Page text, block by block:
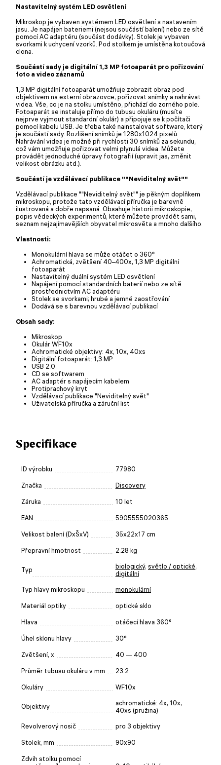
Nastavitelný systém LED osvětlení
Mikroskop je vybaven systémem LED osvětlení s nastavením
jasu. Je napájen bateriemi (nejsou součástí balení) nebo ze sítě
pomocí AC adaptéru (součást dodávky). Stolek je vybaven
svorkami k uchycení vzorků. Pod stolkem je umístěna kotoučová
clona.
Součástí sady je digitální 1,3 MP fotoaparát pro pořizování
foto a video záznamů
1,3 MP digitální fotoaparát umožňuje zobrazit obraz pod
objektivem na externí obrazovce, pořizovat snímky a nahrávat
videa. Vše, co je na stolku umístěno, přichází do zorného pole.
Fotoaparát se instaluje přímo do tubusu okuláru (musíte
nejprve vyjmout standardní okulár) a připojuje se k počítači
pomocí kabelu USB. Je třeba také nainstalovat software, který
je součástí sady. Rozlišení snímků je 1280x1024 pixelů.
Nahrávání videa je možné při rychlosti 30 snímků za sekundu,
což vám umožňuje pořizovat velmi plynulá videa. Můžete
provádět jednoduché úpravy fotografií (upravit jas, změnit
velikost obrázku atd.).
Součástí je vzdělávací publikace ""Neviditelný svět""
Vzdělávací publikace ""Neviditelný svět"" je pěkným doplňkem
mikroskopu, protože tato vzdělávací příručka je barevně
ilustrovaná a dobře napsaná. Obsahuje historii mikroskopie,
popis vědeckých experimentů, které můžete provádět sami,
seznam nejzajímavějších obyvatel mikrosvěta a mnoho dalšího.
Vlastnosti:
Monokulární hlava se může otáčet o 360°
Achromatická, zvětšení 40–400x, 1,3 MP digitální
fotoaparát
Nastavitelný duální systém LED osvětlení
Napájení pomocí standardních baterií nebo ze sítě
prostřednictvím AC adaptéru
Stolek se svorkami; hrubé a jemné zaostřování
Dodává se s barevnou vzdělávací publikací
Obsah sady:
Mikroskop
Okulár WF10x
Achromatické objektivy: 4x, 10x, 40xs
Digitální fotoaparát: 1,3 MP
USB 2.0
CD se softwarem
AC adaptér s napájecím kabelem
Protiprachový kryt
Vzdělávací publikace "Neviditelný svět"
Uživatelská příručka a záruční list
Specifikace
ID výrobku 77980
Značka Discovery
Záruka 10 let
EAN 5905555020365
Velikost balení (DxŠxV) 35x22x17 cm
Přepravní hmotnost 2.28 kg
Typ biologický, světlo / optické,
digitální
Typ hlavy mikroskopu monokulární
Materiál optiky optické sklo
Hlava otáčecí hlava 360°
Úhel sklonu hlavy 30°
Zvětšení, x 40 — 400
Průměr tubusu okuláru v mm 23.2
Okuláry WF10x
Objektivy
achromatické: 4x, 10x,
40xs (pružina)
Revolverový nosič pro 3 objektivy
Stolek, mm 90x90
Zdvih stolku pomocí